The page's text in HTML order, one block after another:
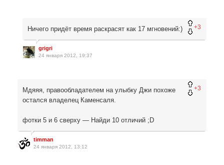
+3
Ничего придёт время раскрасят как 17 мгновений:)
grigri
24 января 2012, 19:37
+3
Мдяяя, правообладателем на улыбку Джи похоже
остался владелец Каменсаля.
фотки 5 и 6 сверху — Найди 10 отличий ;D
timman
24 января 2012, 13:12